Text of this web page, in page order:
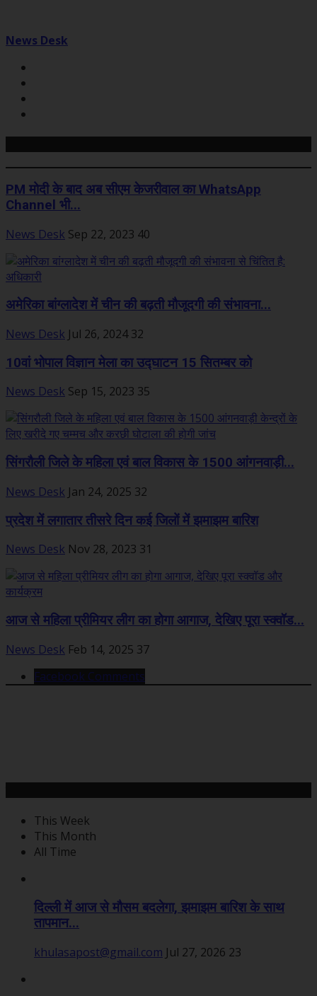
News Desk
PM मोदी के बाद अब सीएम केजरीवाल का WhatsApp
Channel भी...
News Desk Sep 22, 2023 40
अमेरिका बांग्लादेश में चीन की बढ़ती मौजूदगी की संभावना...
News Desk Jul 26, 2024 32
10वां भोपाल विज्ञान मेला का उद्घाटन 15 सितम्बर को
News Desk Sep 15, 2023 35
सिंगरौली जिले के महिला एवं बाल विकास के 1500 आंगनवाड़ी...
News Desk Jan 24, 2025 32
प्रदेश में लगातार तीसरे दिन कई जिलों में झमाझम बारिश
News Desk Nov 28, 2023 31
आज से महिला प्रीमियर लीग का होगा आगाज, देखिए पूरा स्क्वॉड...
News Desk Feb 14, 2025 37
Facebook Comments
This Week
This Month
All Time
दिल्ली में आज से मौसम बदलेगा, झमाझम बारिश के साथ
तापमान...
khulasapost@gmail.com Jul 27, 2026 23